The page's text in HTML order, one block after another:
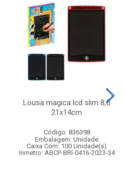
Lousa magica lcd slim 8,5
21x14cm
Código: 836398
Embalagem: Unidade
Caixa Com: 100 Unidade(s)
Inmetro: ABCP-BRI-0416-2023-34